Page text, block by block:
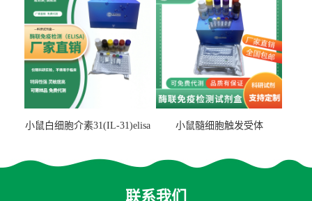
小鼠白细胞介素31(IL-31)elisa
小鼠髓细胞触发受体
联系我们